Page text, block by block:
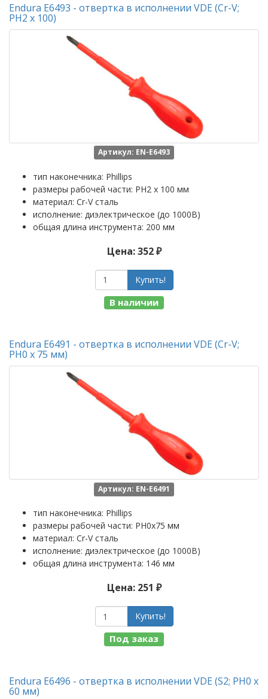
Endura E6493 - отвертка в исполнении VDE (Cr-V;
PH2 х 100)
Артикул: EN-E6493
тип наконечника: Phillips
размеры рабочей части: PH2 x 100 мм
материал: Cr-V сталь
исполнение: диэлектрическое (до 1000В)
общая длина инструмента: 200 мм
Цена: 352 ₽
Купить!
В наличии
Endura E6491 - отвертка в исполнении VDE (Cr-V;
PH0 х 75 мм)
Артикул: EN-E6491
тип наконечника: Phillips
размеры рабочей части: PH0x75 мм
материал: Cr-V сталь
исполнение: диэлектрическое (до 1000В)
общая длина инструмента: 146 мм
Цена: 251 ₽
Купить!
Под заказ
Endura E6496 - отвертка в исполнении VDE (S2; PH0 х
60 мм)